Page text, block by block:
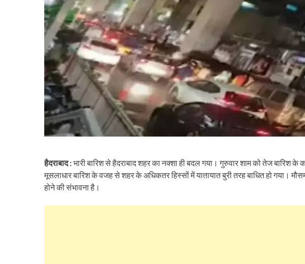
हैदराबाद :भारी बारिश से हैदराबाद शहर का नक्शा ही बदल गया। गुरुवार शाम को तेज
मूसलाधार बारिश के वजह से शहर के अधिकतर हिस्सों में यातायात बुरी तरह बाधित हो गया।
होने की संभावना है।